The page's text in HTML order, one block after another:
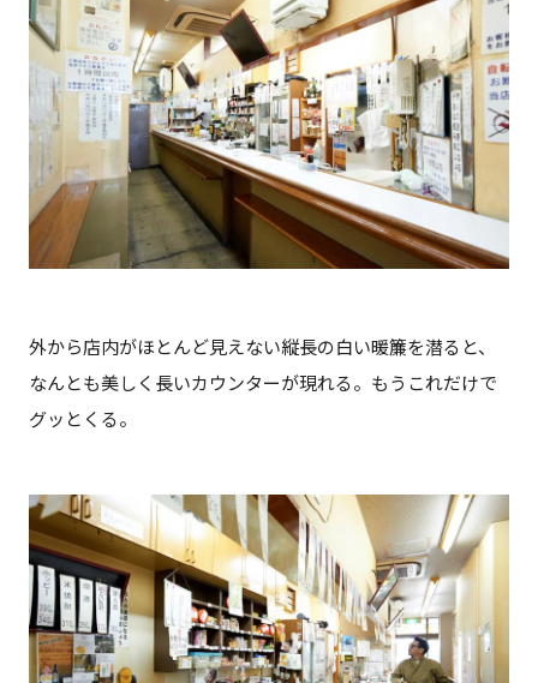
外から店内がほとんど見えない縦長の白い暖簾を潜ると、
なんとも美しく長いカウンターが現れる。もうこれだけで
グッとくる。